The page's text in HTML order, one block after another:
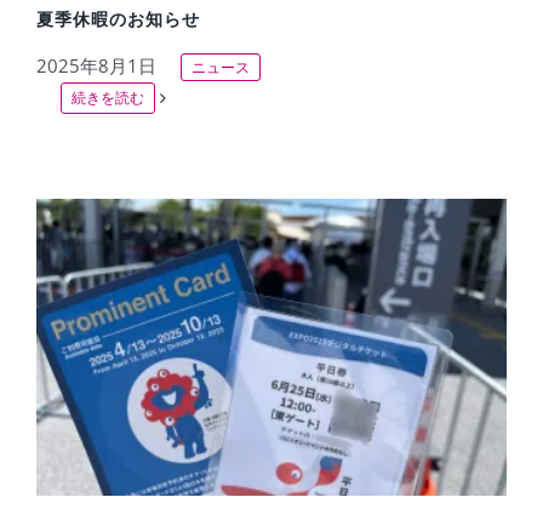
夏季休暇のお知らせ
2025年8月1日
ニュース
続きを読む